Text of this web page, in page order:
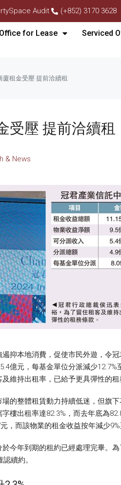
Space Audit (+852) 3170 3628
Office for Lease Serviced
廈租金受壓 提前洽續租
受壓 提前洽續租
& News
抑本地消費，促使市民外遊，令
億元，每基金單位分派減少
維持出租率，已給予更具彈性的
的整體租賃動力持續低迷，但旗
樓出租率達82.3%，而去年底為
，而該物業的租金收益按年減少9%
今年到期的租約已經處理完畢。
續約。